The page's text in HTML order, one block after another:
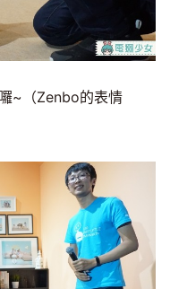
~（Zenbo的表情